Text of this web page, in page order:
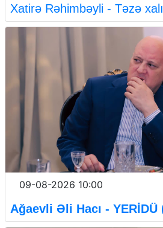
Xatirə Rəhimbəyli - Təzə xalı
09-08-2026 10:00
Ağaevli Əli Hacı - YERİDÜ